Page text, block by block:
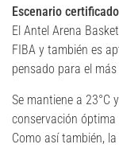
Escenario certificado
El Antel Arena
FIBA y también es
pensado para el
Se mantiene a 23°C
conservación óptima
Como así también,